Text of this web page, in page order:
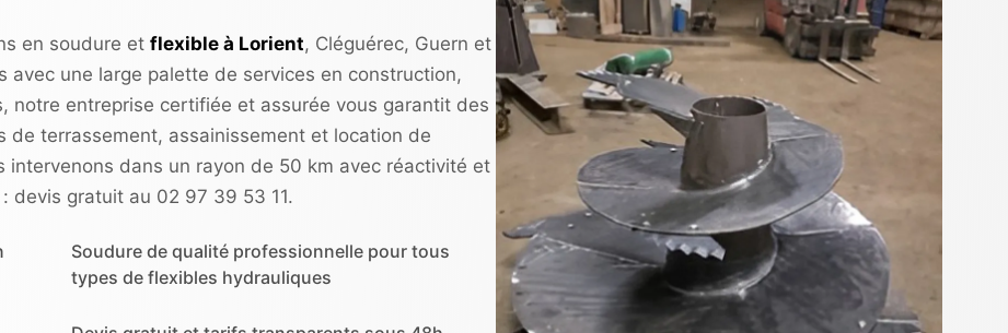
en soudure et flexible à Lorient, Cléguérec, Guern et
avec une large palette de services en construction,
notre entreprise certifiée et assurée vous garantit des
terrassement, assainissement et location de
dans un rayon de 50 km avec réactivité et
devis gratuit au 02 97 39 53 11.
Soudure de qualité professionnelle pour tous
types de flexibles hydrauliques